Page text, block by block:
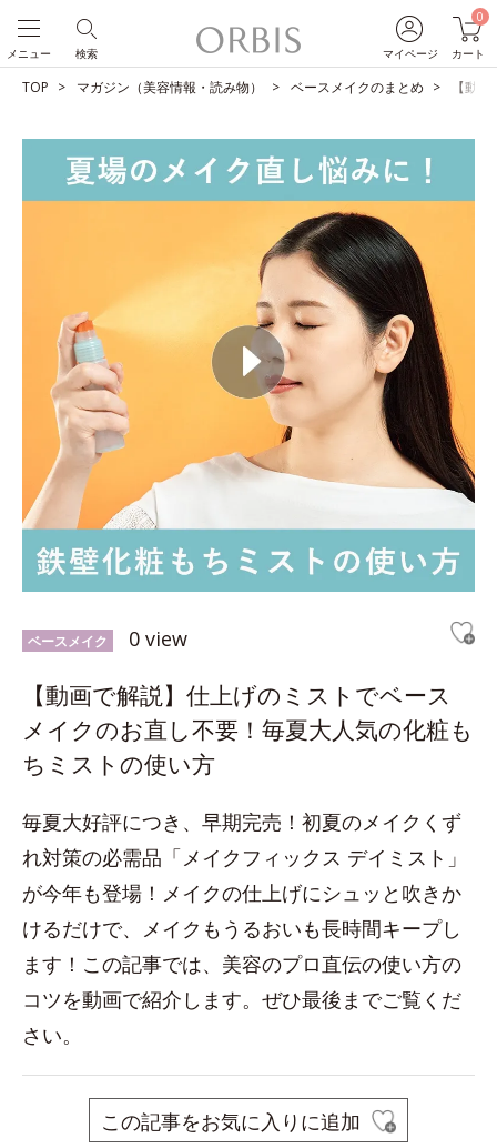
マイページ
0
カート
検索
メニュー
TOP マガジン（美容情報・読み物） ベースメイクのまとめ 【動
ベースメイク 0 view
【動画で解説】仕上げのミストでベース
メイクのお直し不要！毎夏大人気の化粧も
ちミストの使い方
毎夏大好評につき、早期完売！初夏のメイクくず
れ対策の必需品「メイクフィックス デイミスト」
が今年も登場！メイクの仕上げにシュッと吹きか
けるだけで、メイクもうるおいも長時間キープし
ます！この記事では、美容のプロ直伝の使い方の
コツを動画で紹介します。ぜひ最後までご覧くだ
さい。
この記事をお気に入りに追加